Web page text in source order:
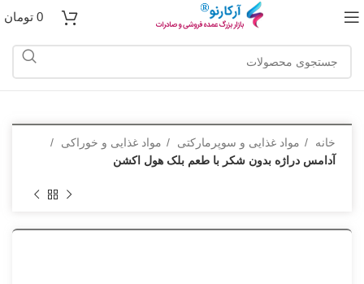
0 تومان
خانه مواد غذایی و سوپرمارکتی
مواد غذایی و خوراکی
آدامس دراژه بدون شکر با طعم بلک هول اکشن